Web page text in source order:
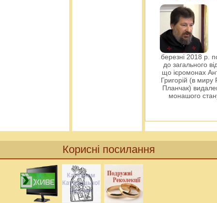
березні 2018 р.
до загального
що ієромонах
Григорій (в миру
Планчак)
монашого
Корисні посилання